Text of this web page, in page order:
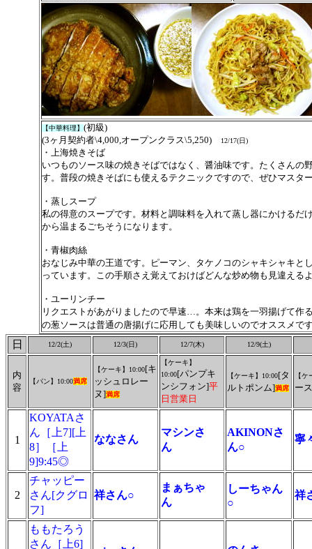
【中華料理】 (初級)
(3ヶ月契約者\4,000, オープンクラス\5,250) 12/17(日)
・上海焼きそば
いつものソース味の焼きそばではなく、醤油味です。たくさん
す。普段の焼きそばにも使えるテクニックですので、ぜひマスタ
・蒸しスープ
私の得意のスープです。材料と調味料を入れて蒸し器にかける
から温まるごちそうになります。
・青椒肉絲
おなじみ中華の王道です。ピーマン、タケノコのシャキシャキ
っています。この手順さえ覚えておけばどんな炒め物も見違える
・ユーリンチー
リクエストがあがりましたので早速…。本来は鶏を一羽揚げて作
の葱ソースは普通の唐揚げに応用しても美味しいのでオススメで
日 12/2(土) 12/3(日) 12/7(木) 12/9(土)
内
容
【パン】10:00満席
【ケーキ】 10:00[キ
ッシュロレー
ヌ]満席
【ケーキ】
10:00[パンプキ
ンシフォン]平
日営業日
【ケーキ】 10:00[タ
ルトポンム]満席
【ケ
ー
1
KOYATAさ
ん［上7][上
8］［上
9]9:45◎
ななさん
マシンさ
ん
AKINONさ
ん○
寧
2
チャッピー
さん[クグロ
フ]
祥さん○
まぁちゃ
ん
しーちゃん
○
祥
ももたろう
さん［上6]